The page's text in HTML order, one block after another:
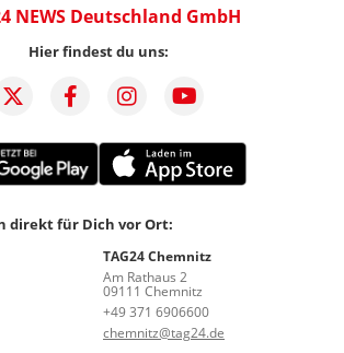
NEWS Deutschland GmbH
Hier findest du uns:
direkt für Dich vor Ort:
TAG24 Chemnitz
Am Rathaus 2
09111 Chemnitz
+49 371 6906600
chemnitz@tag24.de